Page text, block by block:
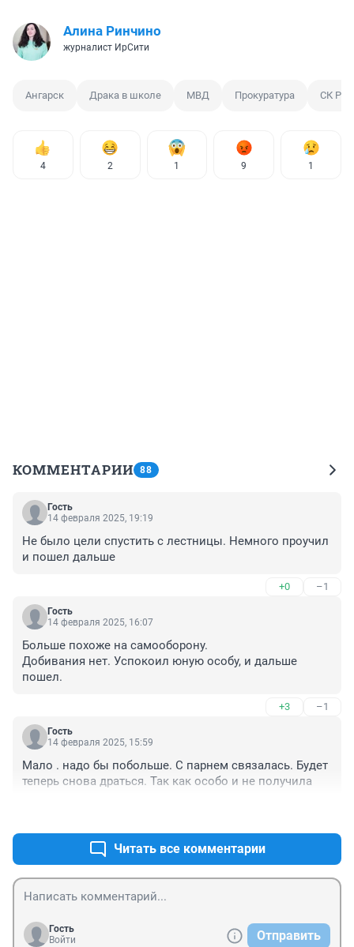
Алина Ринчино
журналист ИрСити
Ангарск Драка в школе МВД Прокуратура СК РФ
4 2 1 9 1
КОММЕНТАРИИ 88
Гость
14 февраля 2025, 19:19
Не было цели спустить с лестницы. Немного проучил
и пошел дальше
+0 –1
Гость
14 февраля 2025, 16:07
Больше похоже на самооборону.
Добивания нет. Успокоил юную особу, и дальше
пошел.
+3 –1
Гость
14 февраля 2025, 15:59
Мало . надо бы побольше. С парнем связалась. Будет
теперь снова драться. Так как особо и не получила
Читать все комментарии
Гость
Войти
Отправить